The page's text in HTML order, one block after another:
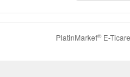
PlatinMarket®E-